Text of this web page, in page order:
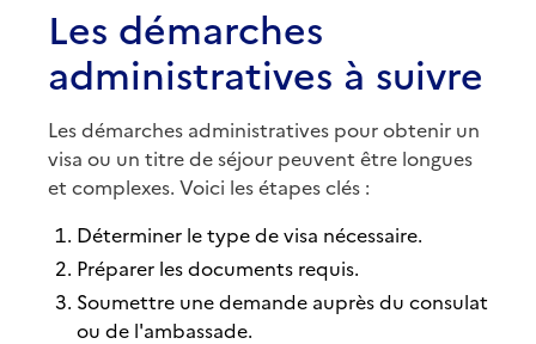
Les démarches
administratives à suivre
Les démarches administratives pour obtenir un
visa ou un titre de séjour peuvent être longues
et complexes. Voici les étapes clés :
Déterminer le type de visa nécessaire.
Préparer les documents requis.
Soumettre une demande auprès du consulat
ou de l'ambassade.